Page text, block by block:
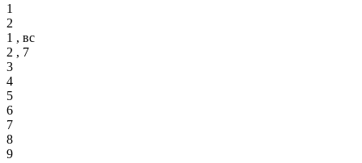
1
2
1 , вс
2 , 7
3
4
5
6
7
8
9